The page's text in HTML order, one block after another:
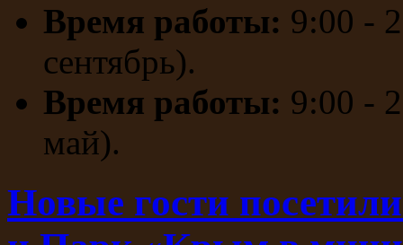
Время работы: 9:00 -
сентябрь).
Время работы: 9:00 -
май).
Новые гости